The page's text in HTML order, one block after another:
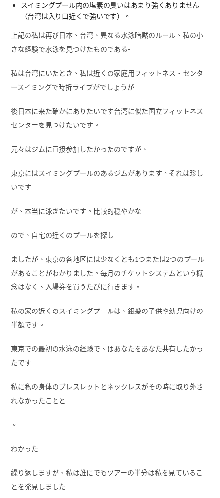
スイミングプール内の塩素の臭いはあまり強くありません
（台湾は入り口近くで強いです）。
上記の私は再び日本、台湾、異なる水泳暗黙のルール、私の小
さな経験で水泳を見つけたものである-
私は台湾にいたとき、私は近くの家庭用フィットネス・センタ
ースイミングで時折ライブがでしょうが
後日本に来た確かにありたいです台湾に似た国立フィットネス
センターを見つけたいです。
元々はジムに直接参加したかったのですが、
東京にはスイミングプールのあるジムがあります。それは珍し
いです
が、本当に泳ぎたいです。比較的穏やかな
ので、自宅の近くのプールを探し
ましたが、東京の各地区には少なくとも1つまたは2つのプール
があることがわかりました。毎月のチケットシステムという概
念はなく、入場券を買うたびに行きます。
私の家の近くのスイミングプールは、銀髪の子供や幼児向けの
半額です。
東京での最初の水泳の経験で、はあなたをあなた共有したかっ
たです
私に私の身体のブレスレットとネックレスがその時に取り外さ
れなかったことと
。
わかった
繰り返しますが、私は誰にでもツアーの半分は私を見ているこ
とを発見しました